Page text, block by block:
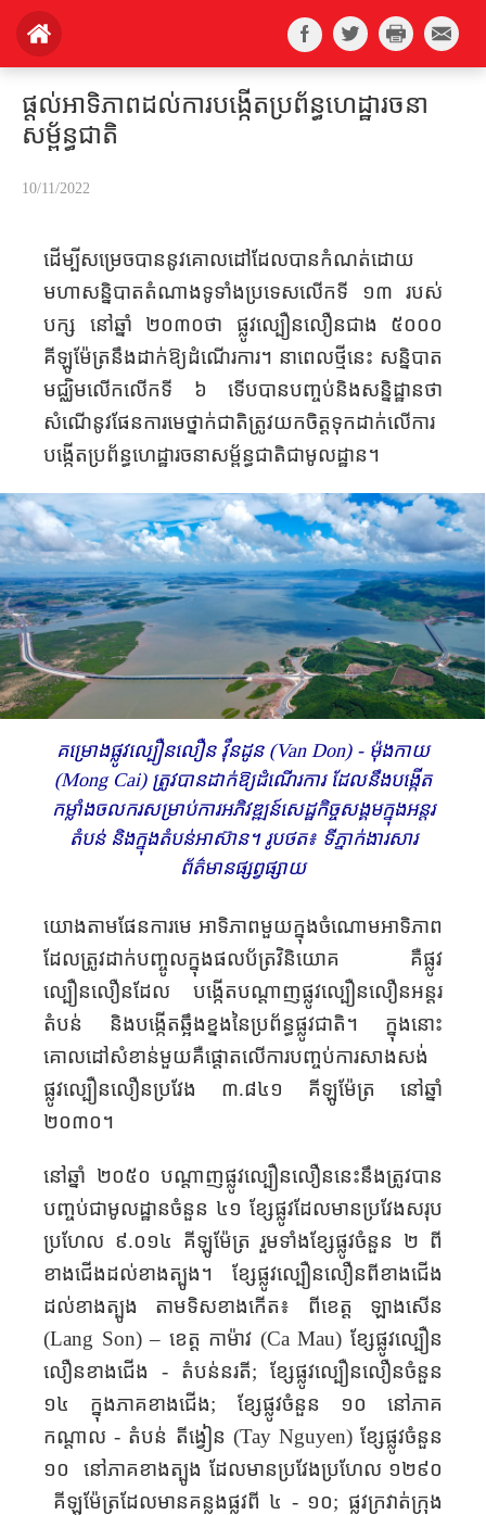
ផ្តល់អាទិភាពដល់ការបង្កើតប្រព័ន្ធហេដ្ឋារចនា
សម្ព័ន្ធជាតិ
10/11/2022
ដើម្បីសម្រេចបាននូវគោលដៅដែលបានកំណត់ដោយ
មហាសន្និបាតតំណាងទូទាំងប្រទេសលើកទី ១៣ របស់
បក្ស នៅឆ្នាំ ២០៣០ថា ផ្លូវល្បឿនលឿនជាង ៥០០០
គីឡូម៉ែត្រនឹងដាក់ឱ្យដំណើរការ។ នាពេល​ថ្មីនេះ សន្និបាត
មជ្ឈិម​លើកលើកទី ៦ ទើប​បាន​បញ្ចប់​និង​​សន្និដ្ឋាន​ថា
សំណើនូ​វផែនការមេថ្នាក់ជាតិត្រូវ​យក​ចិត្តទុក​ដាក់​លើការ
បង្កើតប្រព័ន្ធហេដ្ឋារចនាសម្ព័ន្ធជាតិជាមូលដ្ឋាន។
គម្រោងផ្លូវល្បឿនលឿន វ៉ឹន​ដូន (Van Don) - ម៉ុងកាយ
(Mong Cai) ត្រូវបានដាក់ឱ្យដំណើរការ ដែលនឹងបង្កើត
កម្លាំងចលករសម្រាប់ការអភិវឌ្ឍន៍សេដ្ឋកិច្ចសង្គមក្នុងអន្តរ
តំបន់ និងក្នុងតំបន់អាស៊ាន។ រូបថត៖ ទីភ្នាក់ងារសារ
ព័ត៌មានផ្សព្វផ្សាយ
យោងតាមផែនការមេ អាទិភាពមួយក្នុងចំណោមអាទិភាព
ដែលត្រូវដាក់បញ្ចូលក្នុងផលប័ត្រវិនិយោគ គឺផ្លូវ
ល្បឿនលឿនដែល បង្កើតបណ្តាញផ្លូវល្បឿនលឿនអន្តរ
តំបន់ និងបង្កើតឆ្អឹងខ្នងនៃប្រព័ន្ធផ្លូវជាតិ។ ក្នុងនោះ
គោលដៅសំខាន់មួយគឺផ្តោតលើការបញ្ចប់ការសាងសង់
ផ្លូវល្បឿនលឿនប្រវែង ៣.៨៤១ គីឡូម៉ែត្រ នៅឆ្នាំ
២០៣០។
នៅឆ្នាំ ២០៥០ បណ្តាញផ្លូវល្បឿនលឿននេះនឹងត្រូវបាន
បញ្ចប់ជាមូលដ្ឋានចំនួន ៤១ ខ្សែផ្លូវដែលមានប្រវែងសរុប
ប្រហែល ៩.០១៤ គីឡូម៉ែត្រ រួមទាំងខ្សែផ្លូវចំនួន ២ ពី
ខាងជើងដល់ខាងត្បូង។ ខ្សែផ្លូវល្បឿន​លឿន​ពីខាង​ជើង​
ដល់ខាងត្បូង តាម​ទិសខាងកើត៖ ពីខេត្ត ឡាងសើន
(Lang Son) – ខេត្ត កាម៉ាវ (Ca Mau) ខ្សែ​ផ្លូវ​ល្បឿន​
លឿនខាងជើង - តំបន់នរតី; ខ្សែផ្លូវល្បឿន​លឿនចំនួន
១៤ ក្នុងភាគខាងជើង; ខ្សែផ្លូវចំនួន ១០ នៅភាគ
កណ្តាល - តំបន់ តីង្វៀន (Tay Nguyen)ខ្សែផ្លូវចំនួន
១០ ​នៅ​ភាគ​ខាង​ត្បូង ​ដែល​មាន​ប្រវែង​ប្រហែល ១២៩០
គីឡូម៉ែត្រ​ដែល​មាន​គន្លងផ្លូវ​ពី​ ៤ - ១០; ផ្លូវក្រវាត់ក្រុង